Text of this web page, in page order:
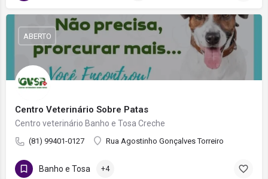
Centro Veterinário Sobre Patas
Centro veterinário Banho e Tosa Creche
(81) 99401-0127 Rua Agostinho Gonçalves Torreiro
ABERTO
Banho e Tosa +4